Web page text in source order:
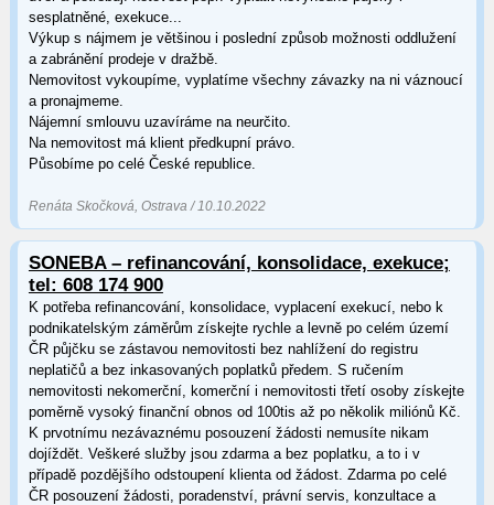
sesplatněné, exekuce...
Výkup s nájmem je většinou i poslední způsob možnosti oddlužení
a zabránění prodeje v dražbě.
Nemovitost vykoupíme, vyplatíme všechny závazky na ni váznoucí
a pronajmeme.
Nájemní smlouvu uzavíráme na neurčito.
Na nemovitost má klient předkupní právo.
Působíme po celé České republice.
Renáta Skočková, Ostrava / 10.10.2022
SONEBA – refinancování, konsolidace, exekuce;
tel: 608 174 900
K potřeba refinancování, konsolidace, vyplacení exekucí, nebo k
podnikatelským záměrům získejte rychle a levně po celém území
ČR půjčku se zástavou nemovitosti bez nahlížení do registru
neplatičů a bez inkasovaných poplatků předem. S ručením
nemovitosti nekomerční, komerční i nemovitosti třetí osoby získejte
poměrně vysoký finanční obnos od 100tis až po několik miliónů Kč.
K prvotnímu nezávaznému posouzení žádosti nemusíte nikam
dojíždět. Veškeré služby jsou zdarma a bez poplatku, a to i v
případě pozdějšího odstoupení klienta od žádost. Zdarma po celé
ČR posouzení žádosti, poradenství, právní servis, konzultace a